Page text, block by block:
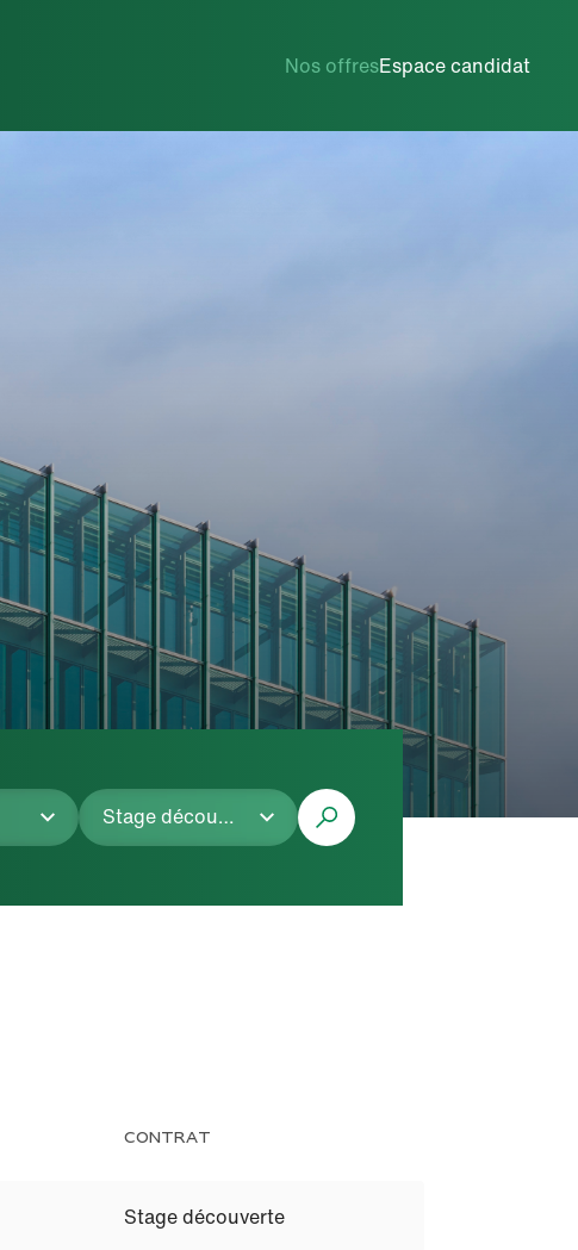
Nos offresEspace candidat
CONTRAT
Stage découverte